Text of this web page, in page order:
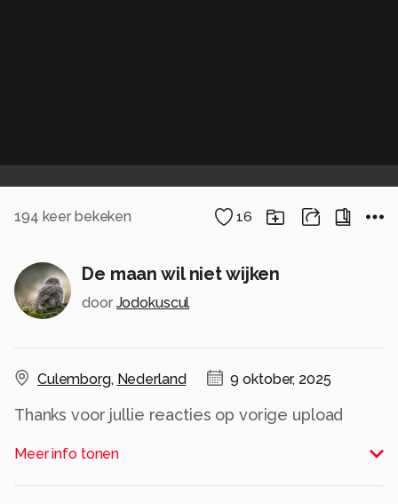
194 keer bekeken 16
De maan wil niet wijken
door Jodokuscul
Culemborg, Nederland 9 oktober, 2025
Thanks voor jullie reacties op vorige upload
Meer info tonen